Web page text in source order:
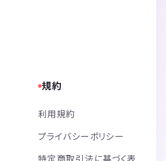
規約
利用規約
プライバシーポリシー